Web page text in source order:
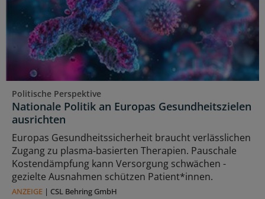
Politische Perspektive
Nationale Politik an Europas Gesundheitszielen
ausrichten
Europas Gesundheitssicherheit braucht verlässlichen
Zugang zu plasma‑basierten Therapien. Pauschale
Kostendämpfung kann Versorgung schwächen -
gezielte Ausnahmen schützen Patient*innen.
ANZEIGE | CSL Behring GmbH